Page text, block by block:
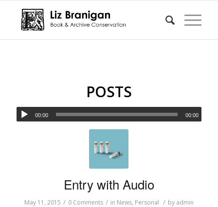
POSTS
00:00 00:00
Entry with Audio
May 11, 2015 / 0 Comments / in News, Personal / by admin